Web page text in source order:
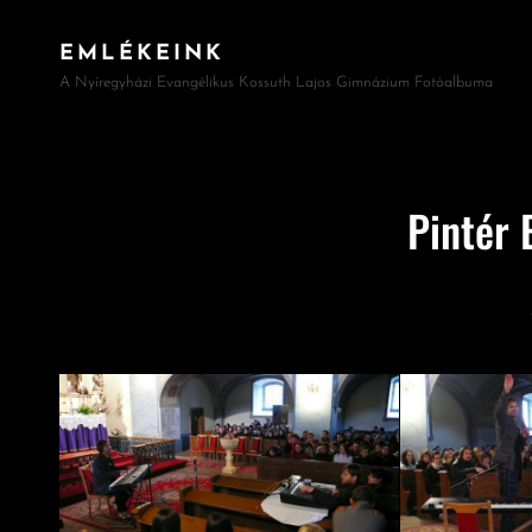
EMLÉKEINK
A Nyíregyházi Evangélikus Kossuth Lajos Gimnázium Fotóalbuma
Pintér